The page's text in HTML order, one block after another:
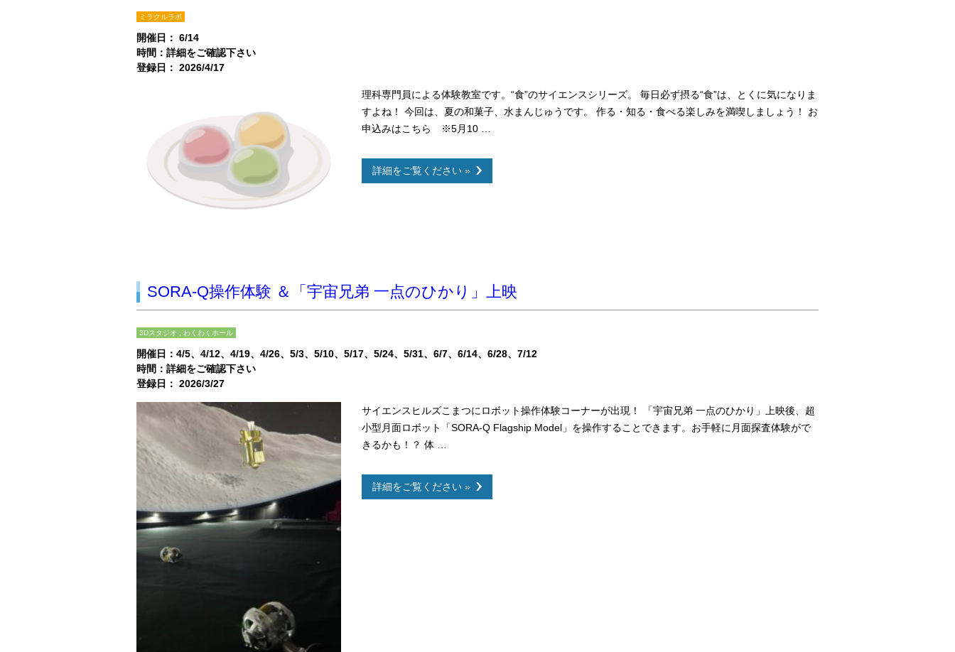
ミラクルラボ
開催日： 6/14
時間：詳細をご確認下さい
登録日： 2026/4/17
理科専門員による体験教室です。“食”のサイエンスシリーズ。 毎日必ず摂る“食”は、とくに気になりま
すよね！ 今回は、夏の和菓子、水まんじゅうです。 作る・知る・食べる楽しみを満喫しましょう！ お
申込みはこちら ※5月10 …
詳細をご覧ください »
SORA-Q操作体験 ＆「宇宙兄弟 一点のひかり」上映
3Dスタジオ , わくわくホール
開催日： 4/5 4/12 4/19 4/26 5/3 5/10 5/17 5/24 5/31 6/7 6/14 6/28
7/12
時間：詳細をご確認下さい
登録日： 2026/3/27
サイエンスヒルズこまつにロボット操作体験コーナーが出現！ 「宇宙兄弟 一点のひかり」上映後、超
小型月面ロボット「SORA-Q Flagship Model」を操作することできます。お手軽に月面探査体験がで
きるかも！？ 体 …
詳細をご覧ください »